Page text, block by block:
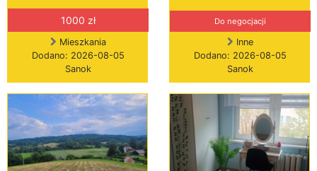
1000 zł
Mieszkania
Dodano: 2026-08-05
Sanok
Do negocjacji
Inne
Dodano: 2026-08-05
Sanok